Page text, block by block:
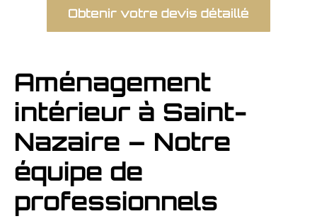
Obtenir votre devis détaillé
Aménagement
intérieur à Saint-
Nazaire – Notre
équipe de
professionnels